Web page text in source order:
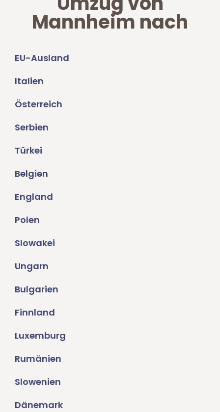
Mannheim nach
EU-Ausland
Italien
Österreich
Serbien
Türkei
Belgien
England
Polen
Slowakei
Ungarn
Bulgarien
Finnland
Luxemburg
Rumänien
Slowenien
Dänemark